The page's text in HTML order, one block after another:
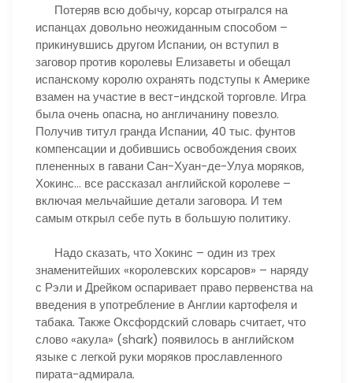
Потеряв всю добычу, корсар отыгрался на
испанцах довольно неожиданным способом –
прикинувшись другом Испании, он вступил в
заговор против королевы Елизаветы и обещал
испанскому королю охранять подступы к Америке
взамен на участие в вест-индской торговле. Игра
была очень опасна, но англичанину повезло.
Получив титул гранда Испании, 40 тыс. фунтов
компенсации и добившись освобождения своих
плененных в гавани Сан-Хуан-де-Улуа моряков,
Хокинс… все рассказал английской королеве –
включая мельчайшие детали заговора. И тем
самым открыл себе путь в большую политику.
Надо сказать, что Хокинс – один из трех
знаменитейших «королевских корсаров» – наряду
с Рэли и Дрейком оспаривает право первенства на
введения в употребление в Англии картофеля и
табака. Также Оксфордский словарь считает, что
слово «акула» (shark) появилось в английском
языке с легкой руки моряков прославленного
пирата-адмирала.